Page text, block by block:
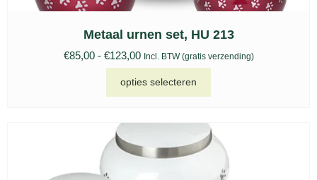
Metaal urnen set, HU 213
€85,00 - €123,00 Incl. BTW (gratis verzending)
opties selecteren